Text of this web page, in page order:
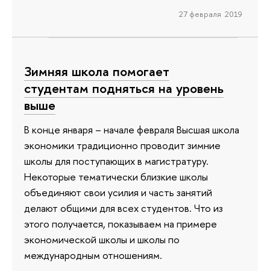
27 февраля 2019
Зимняя школа помогает
студентам подняться на уровень
выше
В конце января – начале февраля Высшая школа
экономики традиционно проводит зимние
школы для поступающих в магистратуру.
Некоторые тематически близкие школы
объединяют свои усилия и часть занятий
делают общими для всех студентов. Что из
этого получается, показываем на примере
экономической школы и школы по
международным отношениям.